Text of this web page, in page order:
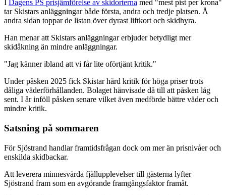
I Dagens PS prisjämförelse av skidorterna med "mest pist per krona"
tar Skistars anläggningar både första, andra och tredje platsen. Å
andra sidan toppar de listan över dyrast liftkort och skidhyra.
Han menar att Skistars anläggningar erbjuder betydligt mer
skidåkning än mindre anläggningar.
"Jag känner ibland att vi får lite oförtjänt kritik."
Under påsken 2025 fick Skistar hård kritik för höga priser trots
dåliga väderförhållanden. Bolaget hänvisade då till att påsken låg
sent. I år inföll påsken senare vilket även medförde bättre väder och
mindre kritik.
Satsning på sommaren
För Sjöstrand handlar framtidsfrågan dock om mer än prisnivåer och
enskilda skidbackar.
Att leverera minnesvärda fjällupplevelser till gästerna lyfter
Sjöstrand fram som en avgörande framgångsfaktor framåt.